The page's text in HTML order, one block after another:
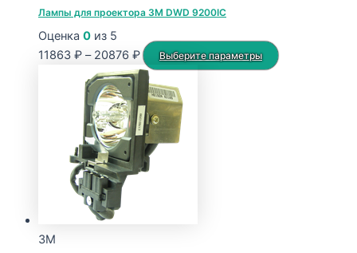
Лампы для проектора 3M DWD 9200IC
Оценка 0 из 5
11863 ₽ – 20876 ₽Диапазон
цен:
11863 ₽
–
20876 ₽
Выберите параметры
Этот
3M